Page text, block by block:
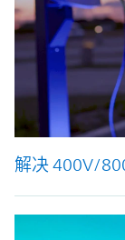
解决 400V/